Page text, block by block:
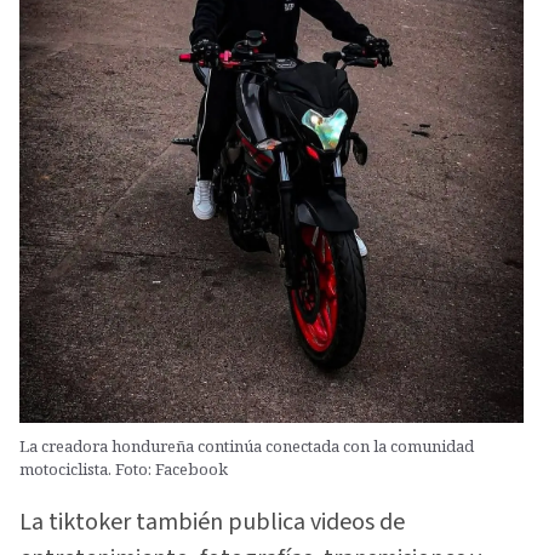
La creadora hondureña continúa conectada con la comunidad
motociclista. Foto: Facebook
La tiktoker también publica videos de